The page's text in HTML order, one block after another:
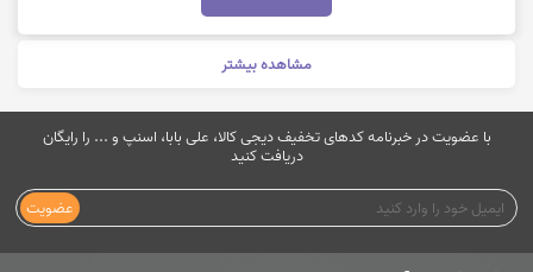
مشاهده بیشتر
با عضویت در خبرنامه کدهای تخفیف دیجی کالا، علی بابا، اسنپ و ... را رایگان
دریافت کنید
عضویت